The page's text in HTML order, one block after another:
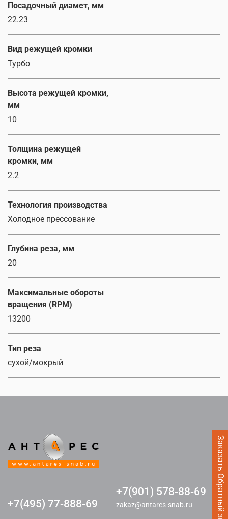
Заказать Обратный звонок
Посадочный диамет, мм
22.23
Вид режущей кромки
Турбо
Высота режущей кромки,
мм
10
Толщина режущей
кромки, мм
2.2
Технология производства
Холодное прессование
Глубина реза, мм
20
Максимальные обороты
вращения (RPM)
13200
Тип реза
сухой/мокрый
+7(495) 77-888-69
+7(901) 578-88-69
zakaz@antares-snab.ru